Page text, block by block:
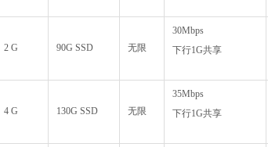
2 G 90G SSD 无限
30Mbps
下行1G共享
4 G 130G SSD 无限
35Mbps
下行1G共享